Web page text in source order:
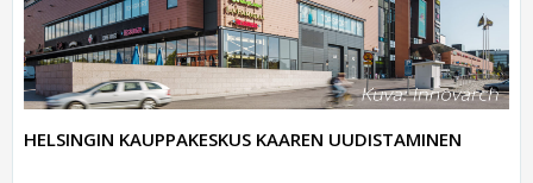
HELSINGIN KAUPPAKESKUS KAAREN UUDISTAMINEN